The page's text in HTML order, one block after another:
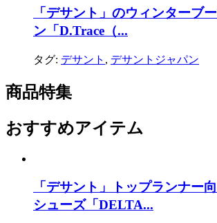
「デサント」のウィンターブ
ン「D.Trace（...
タグ: デサント , デサントジャパン
商品特集
おすすめアイテム
「デサント」トップランナー
シューズ「DELTA...